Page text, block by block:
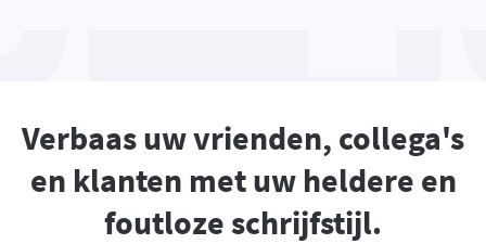
Verbaas uw vrienden, collega's
en klanten met uw heldere en
foutloze schrijfstijl.